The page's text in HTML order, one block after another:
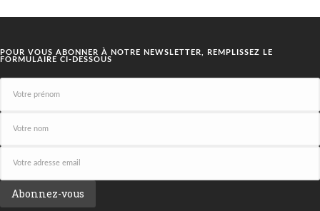
POUR VOUS ABONNER À NOTRE NEWSLETTER, REMPLISSEZ LE
FORMULAIRE CI-DESSOUS